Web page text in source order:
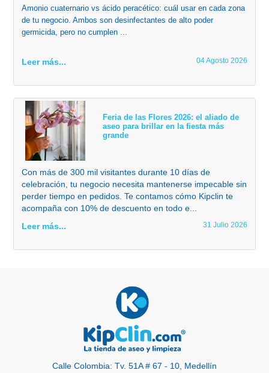
Amonio cuaternario vs ácido peracético: cuál usar en cada zona
de tu negocio. Ambos son desinfectantes de alto poder
germicida, pero no cumplen ...
Leer más... 04 Agosto 2026
Feria de las Flores 2026: el aliado de
aseo para brillar en la fiesta más
grande
Con más de 300 mil visitantes durante 10 días de
celebración, tu negocio necesita mantenerse impecable sin
perder tiempo en pedidos. Te contamos cómo Kipclin te
acompaña con 10% de descuento en todo e...
Leer más...
31 Julio 2026
Calle Colombia: Tv. 51A # 67 - 10, Medellín